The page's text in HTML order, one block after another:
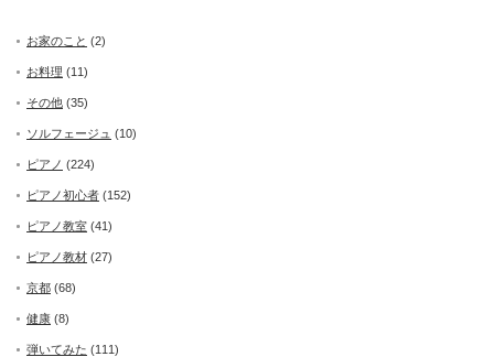
お家のこと (2)
お料理 (11)
その他 (35)
ソルフェージュ (10)
ピアノ (224)
ピアノ初心者 (152)
ピアノ教室 (41)
ピアノ教材 (27)
京都 (68)
健康 (8)
弾いてみた (111)